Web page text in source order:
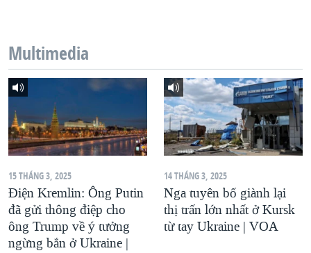
Multimedia
15 THÁNG 3, 2025
Điện Kremlin: Ông Putin
đã gửi thông điệp cho
ông Trump về ý tưởng
ngừng bắn ở Ukraine |
14 THÁNG 3, 2025
Nga tuyên bố giành lại
thị trấn lớn nhất ở Kursk
từ tay Ukraine | VOA